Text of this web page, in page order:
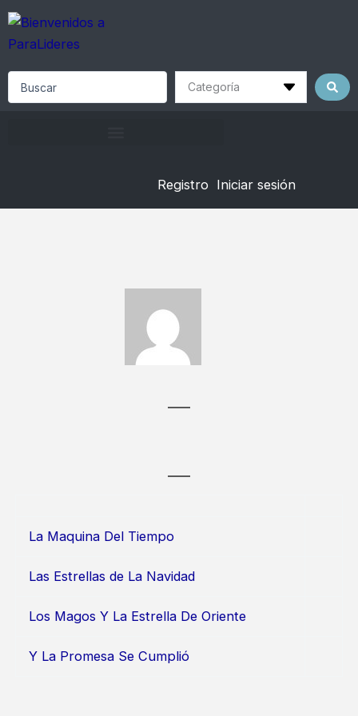
Skip
content
Registro Iniciar sesión
La Maquina Del Tiempo
Las Estrellas de La Navidad
Los Magos Y La Estrella De Oriente
Y La Promesa Se Cumplió